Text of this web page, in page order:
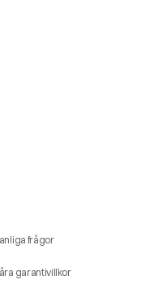
frågor
garantivillkor